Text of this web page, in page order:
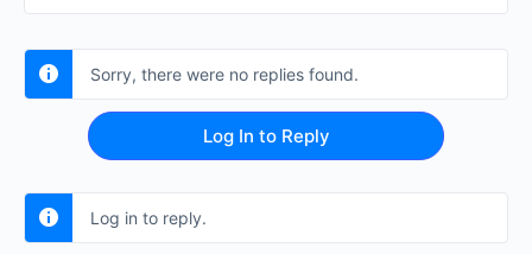
Sorry, there were no replies found.
Log In to Reply
Log in to reply.